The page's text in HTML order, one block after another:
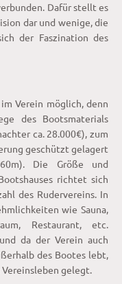
Dafür stellt es
dar und wenige, die
der Faszination des
Verein möglich, denn
des Bootsmaterials
ca. 28.000€), zum
geschützt gelagert
Die Größe und
richtet sich
des Rudervereins. In
wie Sauna,
Restaurant, etc.
da der Verein auch
des Bootes lebt,
gelegt.